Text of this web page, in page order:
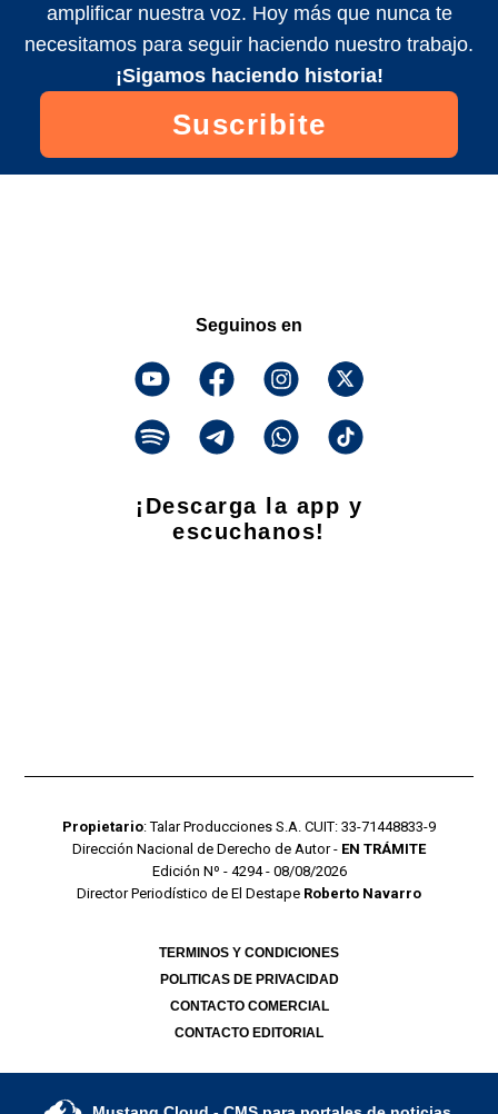
amplificar nuestra voz. Hoy más que nunca te
necesitamos para seguir haciendo nuestro trabajo.
¡Sigamos haciendo historia!
Suscribite
Seguinos en
¡Descarga la app y
escuchanos!
Propietario: Talar Producciones S.A. CUIT: 33-71448833-9
Dirección Nacional de Derecho de Autor - EN TRÁMITE
Edición Nº - 4294 - 08/08/2026
Director Periodístico de El Destape Roberto Navarro
TERMINOS Y CONDICIONES
POLITICAS DE PRIVACIDAD
CONTACTO COMERCIAL
CONTACTO EDITORIAL